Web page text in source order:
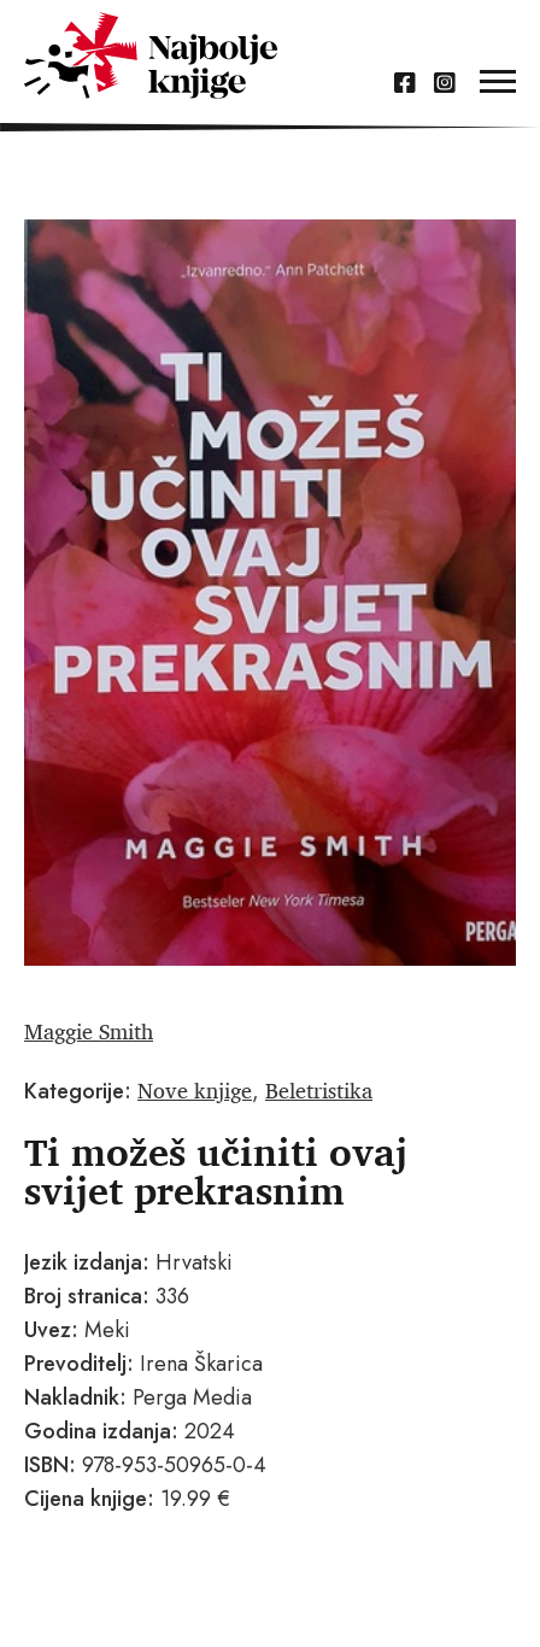
Maggie Smith
Kategorije: Nove knjige, Beletristika
Ti možeš učiniti ovaj
svijet prekrasnim
Jezik izdanja: Hrvatski
Broj stranica: 336
Uvez: Meki
Prevoditelj: Irena Škarica
Nakladnik: Perga Media
Godina izdanja: 2024
ISBN: 978-953-50965-0-4
Cijena knjige: 19.99 €